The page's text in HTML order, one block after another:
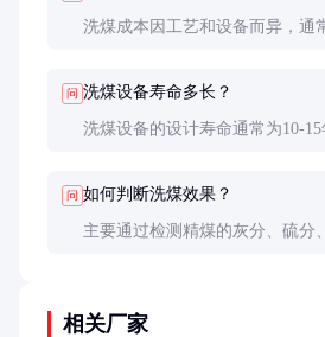
洗煤成本因工艺和设备而异，通
问 洗煤设备寿命多长？
洗煤设备的设计寿命通常为10-
问 如何判断洗煤效果？
主要通过检测精煤的灰分、硫分
相关厂家